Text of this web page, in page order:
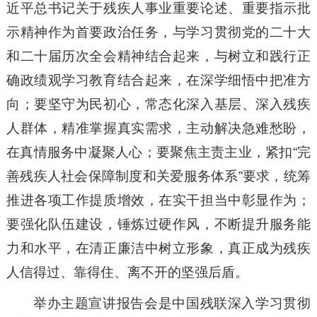
近平总书记关于残疾人事业重要论述、重要指示批
示精神作为首要政治任务，与学习贯彻党的二十大
和二十届历次全会精神结合起来，与树立和践行正
确政绩观学习教育结合起来，在深学细悟中把准方
向；要坚守为民初心，常态化深入基层、深入残疾
人群体，精准掌握真实需求，主动解决急难愁盼，
在真情服务中凝聚人心；要聚焦主责主业，紧扣“完
善残疾人社会保障制度和关爱服务体系”要求，统筹
推进各项工作提质增效，在实干担当中彰显作为；
要强化队伍建设，锤炼过硬作风，不断提升服务能
力和水平，在清正廉洁中树立形象，真正成为残疾
人信得过、靠得住、离不开的坚强后盾。
举办主题宣讲报告会是中国残联深入学习贯彻